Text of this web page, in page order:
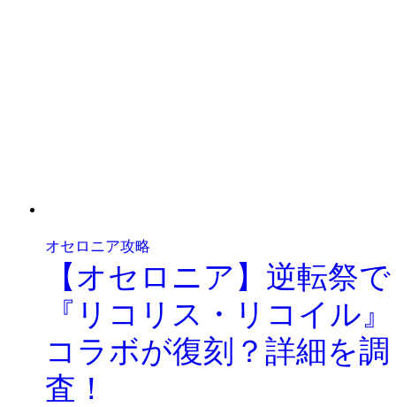
オセロニア攻略
【オセロニア】逆転祭で
『リコリス・リコイル』
コラボが復刻？詳細を調
査！